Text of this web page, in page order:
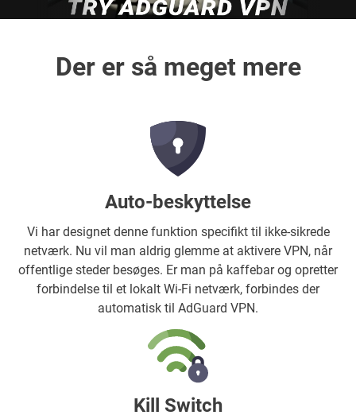
Der er så meget mere
Auto-beskyttelse
Vi har designet denne funktion specifikt til ikke-sikrede
netværk. Nu vil man aldrig glemme at aktivere VPN, når
offentlige steder besøges. Er man på kaffebar og opretter
forbindelse til et lokalt Wi-Fi netværk, forbindes der
automatisk til AdGuard VPN.
Kill Switch